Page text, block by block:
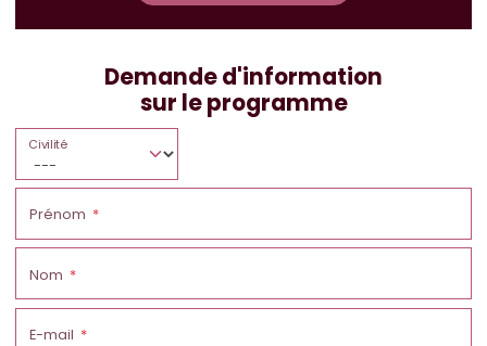
Demande d'information
sur le programme
Civilité
Prénom
Nom
E-mail